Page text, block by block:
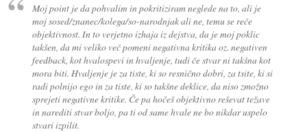
Moj point je da pohvalim in pokritiziram neglede na to, ali je
moj sosed/znanec/kolega/so-narodnjak ali ne, temu se reče
objektivnost. In to verjetno izhaja iz dejstva, da je moj poklic
takšen, da mi veliko več pomeni negativna kritika oz. negativen
feedback, kot hvalospevi in hvaljenje, tudi če stvar ni takšna kot
mora biti. Hvaljenje je za tiste, ki so resnično dobri, za tsite, ki si
radi polnijo ego in za tiste, ki so takšne deklice, da niso zmožno
sprejeti negativne kritike. Če pa hočeš objektivno reševat težave
in narediti stvar boljo, pa ti od same hvale ne bo nikdar uspelo
stvari izpilit.